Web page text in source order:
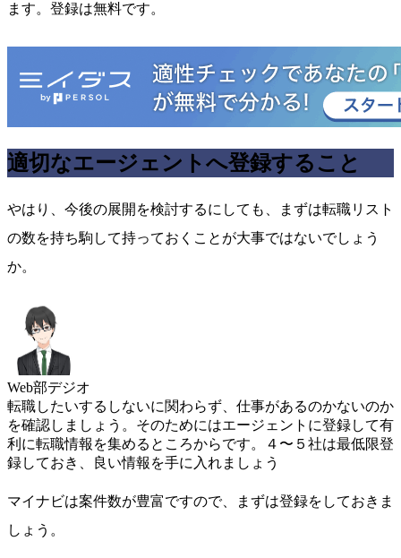
ます。登録は無料です。
適切なエージェントへ登録すること
やはり、今後の展開を検討するにしても、まずは転職リスト
の数を持ち駒して持っておくことが大事ではないでしょう
か。
Web部デジオ
転職したいするしないに関わらず、仕事があるのかないのか
を確認しましょう。そのためにはエージェントに登録して有
利に転職情報を集めるところからです。４〜５社は最低限登
録しておき、良い情報を手に入れましょう
マイナビは案件数が豊富ですので、まずは登録をしておきま
しょう。